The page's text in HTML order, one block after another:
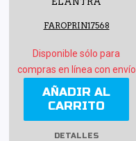
FAROPRIN17568
Disponible sólo para
compras en línea con envío
AÑADIR AL
CARRITO
DETALLES